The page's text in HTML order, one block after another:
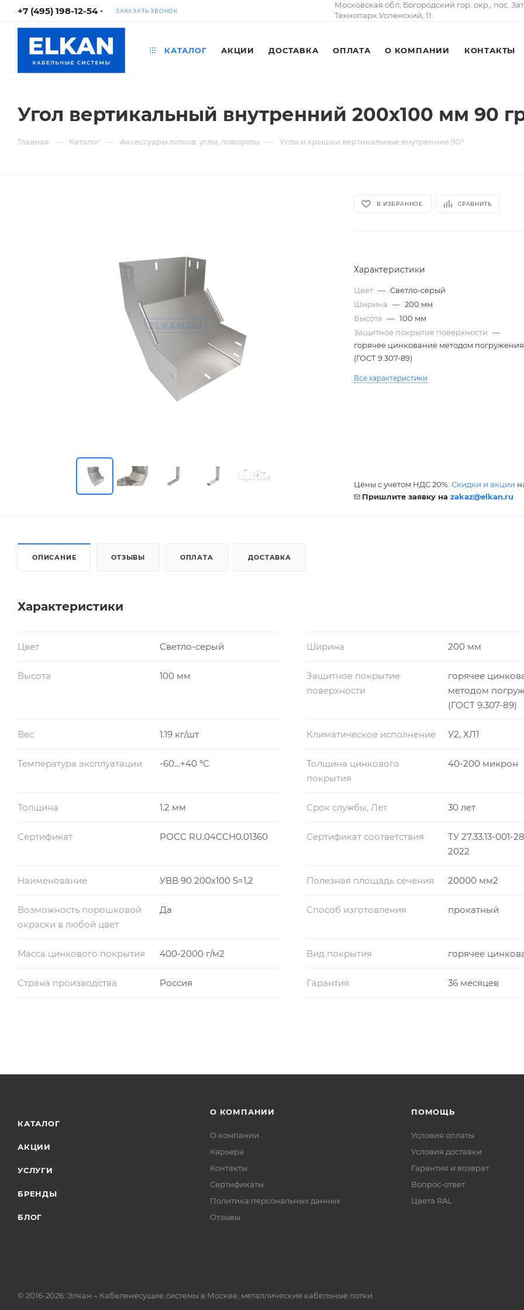
+7 (495) 198-12-54 ЗАКАЗАТЬ ЗВОНОК
Московская обл, Богородский гор. окр., пос.
Технопарк Успенский, 11.
КАТАЛОГ АКЦИИ ДОСТАВКА ОПЛАТА О КОМПАНИИ КОНТАКТЫ
Угол вертикальный внутренний 200х100 мм 90
Главная — Каталог — Аксессуары лотков: углы, повороты — Углы и крышки вертикальные внутренние 90°
В ИЗБРАННОЕ СРАВНИТЬ
Характеристики
Цвет — Светло-серый
Ширина — 200 мм
Высота — 100 мм
Защитное покрытие поверхности —
горячее цинкование методом погружения
(ГОСТ 9.307-89)
Все характеристики
Цены с учетом НДС 20%.Скидки и акции
Пришлите заявку наzakaz@elkan.ru
ОПИСАНИЕ ОТЗЫВЫ ОПЛАТА ДОСТАВКА
Характеристики
Цвет Светло-серый Ширина 200 мм
Высота 100 мм
Защитное покрытие
поверхности
горячее
методом
(ГОСТ 9.307-89)
Вес 1.19 кг/шт Климатическое исполнение У2, ХЛ1
Температура эксплуатации -60…+40 °C
Толщина цинкового
покрытия
40-200 микрон
Толщина 1.2 мм Срок службы, Лет 30 лет
Сертификат РОСС RU.04ССН0.01360 Сертификат соответствия
ТУ 27.33.13-001-
2022
Наименование УВВ 90 200х100 S=1,2 Полезная площадь сечения 20000 мм2
Возможность порошковой
окраски в любой цвет
Да Способ изготовления прокатный
Масса цинкового покрытия 400-2000 г/м2 Вид покрытия горячее
Страна производства Россия Гарантия 36 месяцев
КАТАЛОГ
АКЦИИ
УСЛУГИ
БРЕНДЫ
БЛОГ
О КОМПАНИИ
О компании
Карьера
Контакты
Сертификаты
Политика персональных данных
Отзывы
ПОМОЩЬ
Условия оплаты
Условия доставки
Гарантия и возврат
Вопрос-ответ
Цвета RAL
© 2016-2026: Элкан – Кабеленесущие системы в Москве, металлические кабельные лотки.